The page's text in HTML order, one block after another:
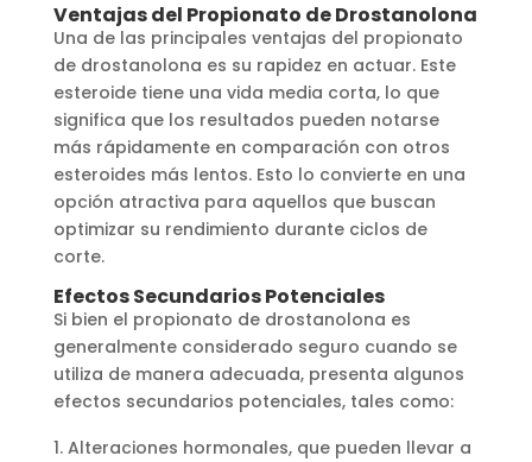
Ventajas del Propionato de Drostanolona
Una de las principales ventajas del propionato
de drostanolona es su rapidez en actuar. Este
esteroide tiene una vida media corta, lo que
significa que los resultados pueden notarse
más rápidamente en comparación con otros
esteroides más lentos. Esto lo convierte en una
opción atractiva para aquellos que buscan
optimizar su rendimiento durante ciclos de
corte.
Efectos Secundarios Potenciales
Si bien el propionato de drostanolona es
generalmente considerado seguro cuando se
utiliza de manera adecuada, presenta algunos
efectos secundarios potenciales, tales como:
Alteraciones hormonales, que pueden llevar a